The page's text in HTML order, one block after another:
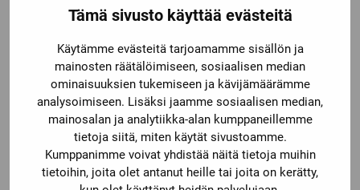
Tämä sivusto käyttää evästeitä
Käytämme evästeitä tarjoamamme sisällön ja
mainosten räätälöimiseen, sosiaalisen median
ominaisuuksien tukemiseen ja kävijämäärämme
analysoimiseen. Lisäksi jaamme sosiaalisen median,
mainosalan ja analytiikka-alan kumppaneillemme
tietoja siitä, miten käytät sivustoamme.
Kumppanimme voivat yhdistää näitä tietoja muihin
tietoihin, joita olet antanut heille tai joita on kerätty,
Katso kaikki vaihtoehdot
5,90€
Katso kaikki vaihtoehdot
99,00€